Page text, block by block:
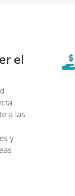
el
a las
y